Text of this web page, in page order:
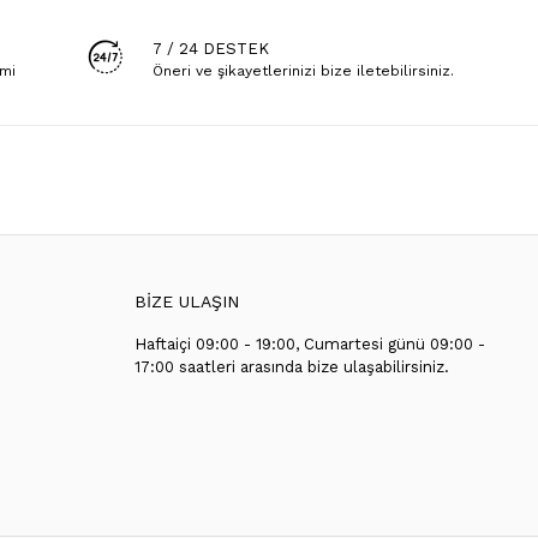
7 / 24 DESTEK
Öneri ve şikayetlerinizi bize iletebilirsiniz.
BİZE ULAŞIN
Haftaiçi 09:00 - 19:00, Cumartesi günü 09:00 -
17:00 saatleri arasında bize ulaşabilirsiniz.